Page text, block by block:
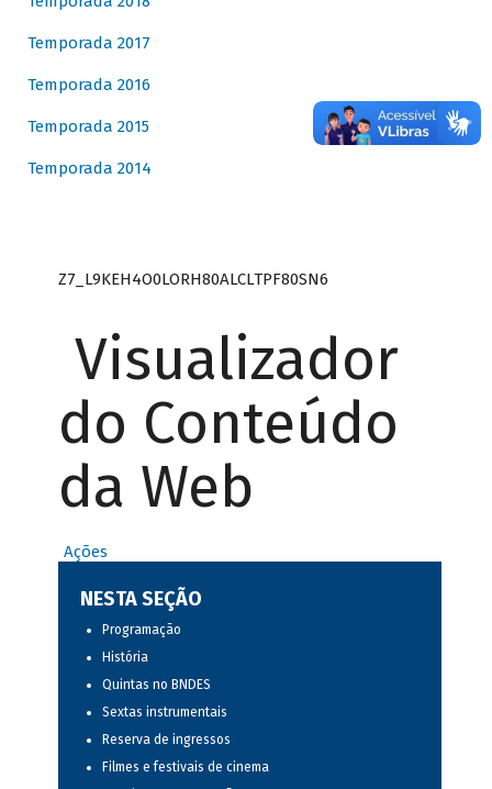
Temporada 2017
Temporada 2016
Temporada 2015
Temporada 2014
Z7_L9KEH4O0LORH80ALCLTPF80SN6
Visualizador
do Conteúdo
da Web
Ações
NESTA SEÇÃO
Programação
História
Quintas no BNDES
Sextas instrumentais
Reserva de ingressos
Filmes e festivais de cinema